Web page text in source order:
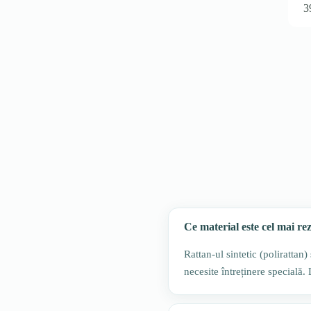
Ce material este cel mai
Rattan-ul sintetic
necesite întreținere specială.